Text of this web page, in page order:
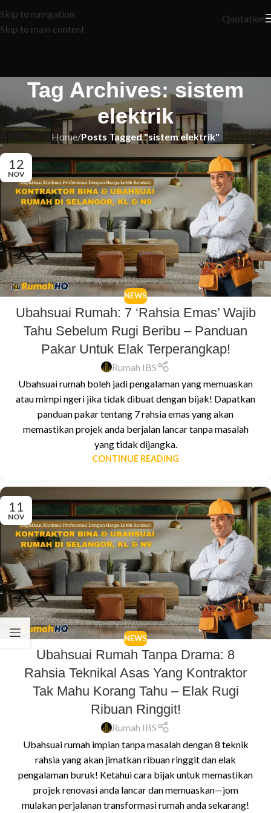
Skip to navigation
Skip to main content
Quotation
Tag Archives: sistem
elektrik
Home/Posts Tagged "sistem elektrik"
12
NOV
NEWS
Ubahsuai Rumah: 7 ‘Rahsia Emas’ Wajib
Tahu Sebelum Rugi Beribu – Panduan
Pakar Untuk Elak Terperangkap!
Rumah IBS
Ubahsuai rumah boleh jadi pengalaman yang memuaskan
atau mimpi ngeri jika tidak dibuat dengan bijak! Dapatkan
panduan pakar tentang 7 rahsia emas yang akan
memastikan projek anda berjalan lancar tanpa masalah
yang tidak dijangka.
CONTINUE READING
11
NOV
NEWS
Ubahsuai Rumah Tanpa Drama: 8
Rahsia Teknikal Asas Yang Kontraktor
Tak Mahu Korang Tahu – Elak Rugi
Ribuan Ringgit!
Rumah IBS
Ubahsuai rumah impian tanpa masalah dengan 8 teknik
rahsia yang akan jimatkan ribuan ringgit dan elak
pengalaman buruk! Ketahui cara bijak untuk memastikan
projek renovasi anda lancar dan memuaskan—jom
mulakan perjalanan transformasi rumah anda sekarang!